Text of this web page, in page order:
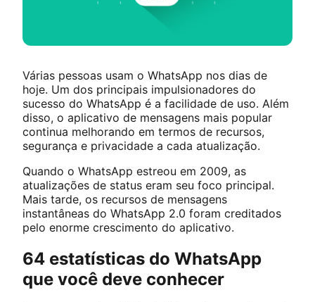
Várias pessoas usam o WhatsApp nos dias de
hoje. Um dos principais impulsionadores do
sucesso do WhatsApp é a facilidade de uso. Além
disso, o aplicativo de mensagens mais popular
continua melhorando em termos de recursos,
segurança e privacidade a cada atualização.
Quando o WhatsApp estreou em 2009, as
atualizações de status eram seu foco principal.
Mais tarde, os recursos de mensagens
instantâneas do WhatsApp 2.0 foram creditados
pelo enorme crescimento do aplicativo.
64 estatísticas do WhatsApp
que você deve conhecer